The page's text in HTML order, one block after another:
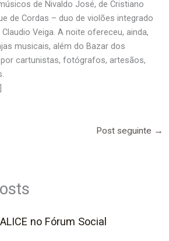
de Nivaldo José, de Cristiano
de Cordas – duo de violões integrado
Veiga. A noite ofereceu, ainda,
musicais, além do Bazar dos
cartunistas, fotógrafos, artesãos,
Post seguinte →
no Fórum Social